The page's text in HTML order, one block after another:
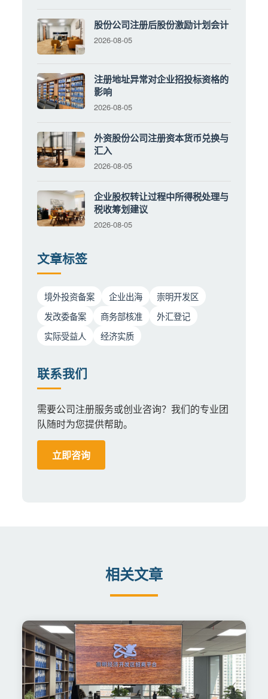
股份公司注册后股份激励计划会计
2026-08-05
注册地址异常对企业招投标资格的
影响
2026-08-05
外资股份公司注册资本货币兑换与
汇入
2026-08-05
企业股权转让过程中所得税处理与
税收筹划建议
2026-08-05
文章标签
境外投资备案 企业出海
崇明开发区
发改委备案
商务部核准
外汇登记
实际受益人
经济实质
联系我们
需要公司注册服务或创业咨询？我们的专业团
队随时为您提供帮助。
立即咨询
相关文章